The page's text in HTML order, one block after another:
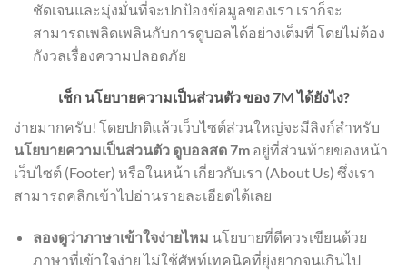
ชัดเจนและมุ่งมั่นที่จะปกป้องข้อมูลของเรา เราก็จะ
สามารถเพลิดเพลินกับการดูบอลได้อย่างเต็มที่ โดยไม่ต้อง
กังวลเรื่องความปลอดภัย
เช็ก นโยบายความเป็นส่วนตัว ของ 7M ได้ยังไง?
ง่ายมากครับ! โดยปกติแล้วเว็บไซต์ส่วนใหญ่จะมีลิงก์สำหรับ
นโยบายความเป็นส่วนตัว ดูบอลสด 7m อยู่ที่ส่วนท้ายของหน้า
เว็บไซต์ (Footer) หรือในหน้า เกี่ยวกับเรา (About Us) ซึ่งเรา
สามารถคลิกเข้าไปอ่านรายละเอียดได้เลย
ลองดูว่าภาษาเข้าใจง่ายไหม นโยบายที่ดีควรเขียนด้วย
ภาษาที่เข้าใจง่าย ไม่ใช้ศัพท์เทคนิคที่ยุ่งยากจนเกินไป